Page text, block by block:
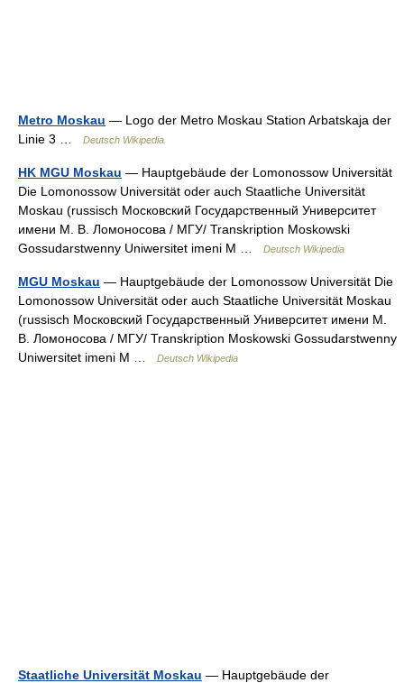
Metro Moskau — Logo der Metro Moskau Station Arbatskaja der
Linie 3 …
Deutsch Wikipedia
HK MGU Moskau — Hauptgebäude der Lomonossow Universität
Die Lomonossow Universität oder auch Staatliche Universität
Moskau (russisch Московский Государственный Университет
имени М. В. Ломоносова / МГУ/ Transkription Moskowski
Gossudarstwenny Uniwersitet imeni M …
Deutsch Wikipedia
MGU Moskau — Hauptgebäude der Lomonossow Universität Die
Lomonossow Universität oder auch Staatliche Universität Moskau
(russisch Московский Государственный Университет имени М.
В. Ломоносова / МГУ/ Transkription Moskowski Gossudarstwenny
Uniwersitet imeni M …
Deutsch Wikipedia
Staatliche Universität Moskau — Hauptgebäude der